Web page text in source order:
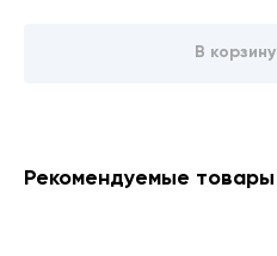
В корзину
Рекомендуемые товары